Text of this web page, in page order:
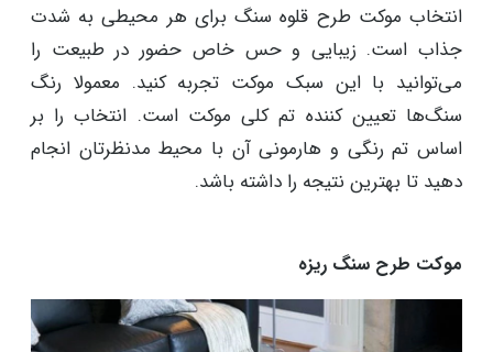
انتخاب موکت طرح قلوه سنگ برای هر محیطی به شدت
جذاب است. زیبایی و حس خاص حضور در طبیعت را
می‌توانید با این سبک موکت تجربه کنید. معمولا رنگ
سنگ‌ها تعیین کننده تم کلی موکت است. انتخاب را بر
اساس تم رنگی و هارمونی آن با محیط مدنظرتان انجام
دهید تا بهترین نتیجه را داشته باشد.
موکت طرح سنگ ریزه